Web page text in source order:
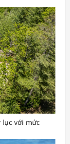
với mức